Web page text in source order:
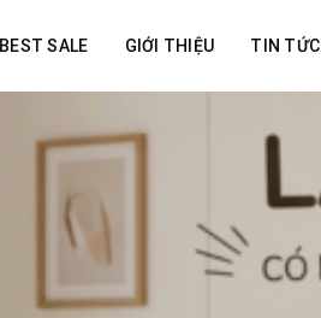
BEST SALE GIỚI THIỆU TIN TỨC